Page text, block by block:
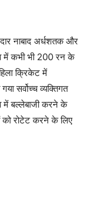
नाबाद अर्धशतक और
में कभी भी 200 रन के
क्रिकेट में
सर्वोच्च व्यक्तिगत
में बल्लेबाजी करने के
को रोटेट करने के लिए